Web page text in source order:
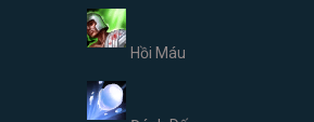
Hồi Máu